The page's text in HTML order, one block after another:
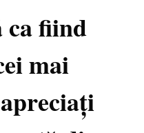
ca fiind
mai